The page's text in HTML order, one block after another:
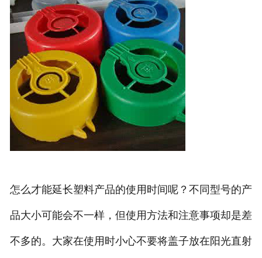
怎么才能延长塑料产品的使用时间呢？不同型号的产
品大小可能会不一样，但使用方法和注意事项却是差
不多的。大家在使用时小心不要将盖子放在阳光直射